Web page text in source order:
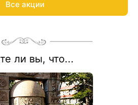
8 800 700-15-77
Все акции
ли вы, что...